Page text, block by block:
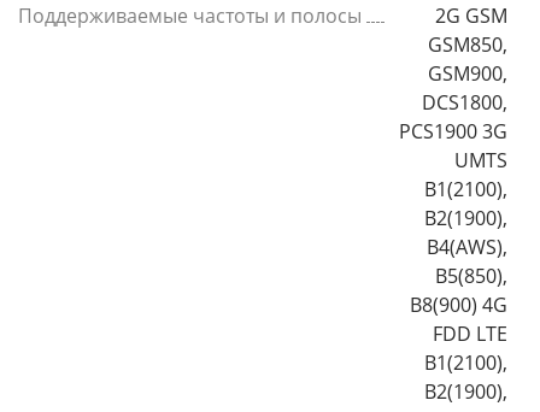
Поддерживаемые частоты и полосы
2G GSM
GSM850,
GSM900,
DCS1800,
PCS1900 3G
UMTS
B1(2100),
B2(1900),
B4(AWS),
B5(850),
B8(900) 4G
FDD LTE
B1(2100),
B2(1900),